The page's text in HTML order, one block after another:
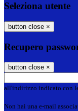
Seleziona utente
button close ×
Recupero
button close ×
all'indirizzo indicato con
Non hai una e-mail